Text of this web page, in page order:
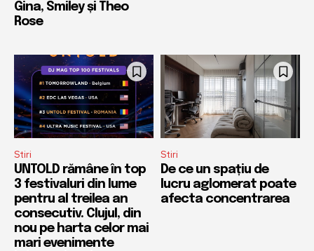
Gina, Smiley și Theo
Rose
Stiri
UNTOLD rămâne în top
3 festivaluri din lume
pentru al treilea an
consecutiv. Clujul, din
nou pe harta celor mai
mari evenimente
Stiri
De ce un spațiu de
lucru aglomerat poate
afecta concentrarea